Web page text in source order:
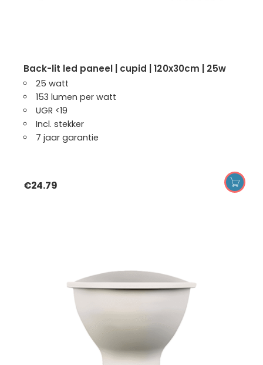
back-lit led paneel | cupid | 120x30cm | 25w
25 watt
153 lumen per watt
UGR <19
Incl. stekker
7 jaar garantie
€24.79